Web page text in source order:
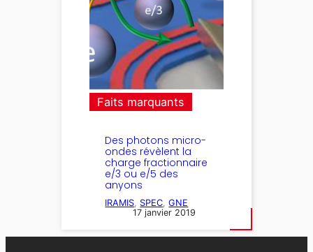
Faits marquants
Des photons micro-
ondes révèlent la
charge fractionnaire
e/3 ou e/5 des
anyons
IRAMIS, SPEC, GNE
17 janvier 2019